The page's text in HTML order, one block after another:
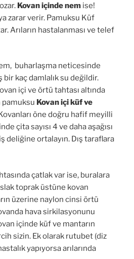
Kovan içinde nem ise!
zarar verir. Pamuksu Küf
Arıların hastalanması ve telef
buharlaşma neticesinde
kaç damlalık su değildir.
içi ve örtü tahtası altında
pamuksu Kovan içi küf ve
öne doğru hafif meyilli
çita sayısı 4 ve daha aşağısı
deliğine ortalayın. Dış taraflara
çatlak var ise, buralara
toprak üstüne kovan
üzerine naylon cinsi örtü
hava sirkilasyonunu
içinde küf ve mantarın
sizin. Ek olarak rutubet (diz
yapıyorsa arılarında